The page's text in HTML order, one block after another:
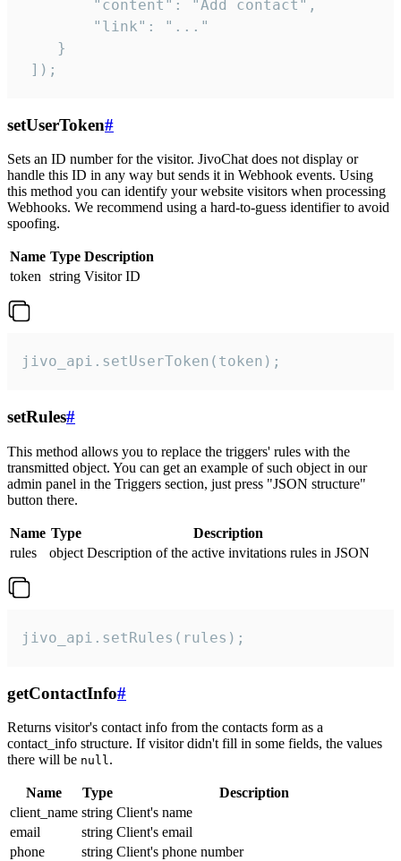
        "content": "Add contact",
        "link": "..."
    }
]);
setUserToken#
Sets an ID number for the visitor. JivoChat does not display or
handle this ID in any way but sends it in Webhook events. Using
this method you can identify your website visitors when processing
Webhooks. We recommend using a hard-to-guess identifier to avoid
spoofing.
Name Type Description
token string Visitor ID
jivo_api.setUserToken(token);
setRules#
This method allows you to replace the triggers' rules with the
transmitted object. You can get an example of such object in our
admin panel in the Triggers section, just press "JSON structure"
button there.
Name Type
Description
rules
object Description of the active invitations rules in JSON
jivo_api.setRules(rules);
getContactInfo#
Returns visitor's contact info from the contacts form as a
contact_info structure. If visitor didn't fill in some fields, the values
there will be null.
Name Type
Description
client_name string Client's name
email
string Client's email
phone
string Client's phone number